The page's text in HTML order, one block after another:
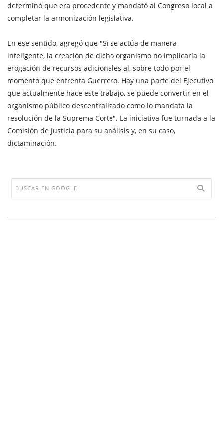
determinó que era procedente y mandató al Congreso local a
completar la armonización legislativa.
En ese sentido, agregó que "Si se actúa de manera
inteligente, la creación de dicho organismo no implicaría la
erogación de recursos adicionales al, sobre todo por el
momento que enfrenta Guerrero. Hay una parte del Ejecutivo
que actualmente hace este trabajo, se puede convertir en el
organismo público descentralizado como lo mandata la
resolución de la Suprema Corte". La iniciativa fue turnada a la
Comisión de Justicia para su análisis y, en su caso,
dictaminación.